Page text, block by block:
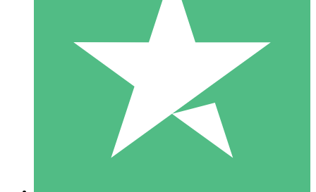
Paquetes de Créditos Individuales
Paga según el uso con créditos de descarga. Sin compromiso
10 00